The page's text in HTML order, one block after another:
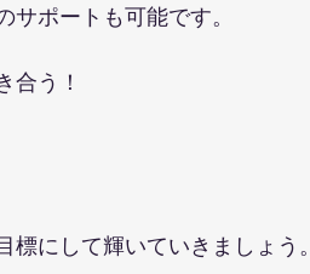
ポートも可能です。
合う！
にして輝いていきましょう。